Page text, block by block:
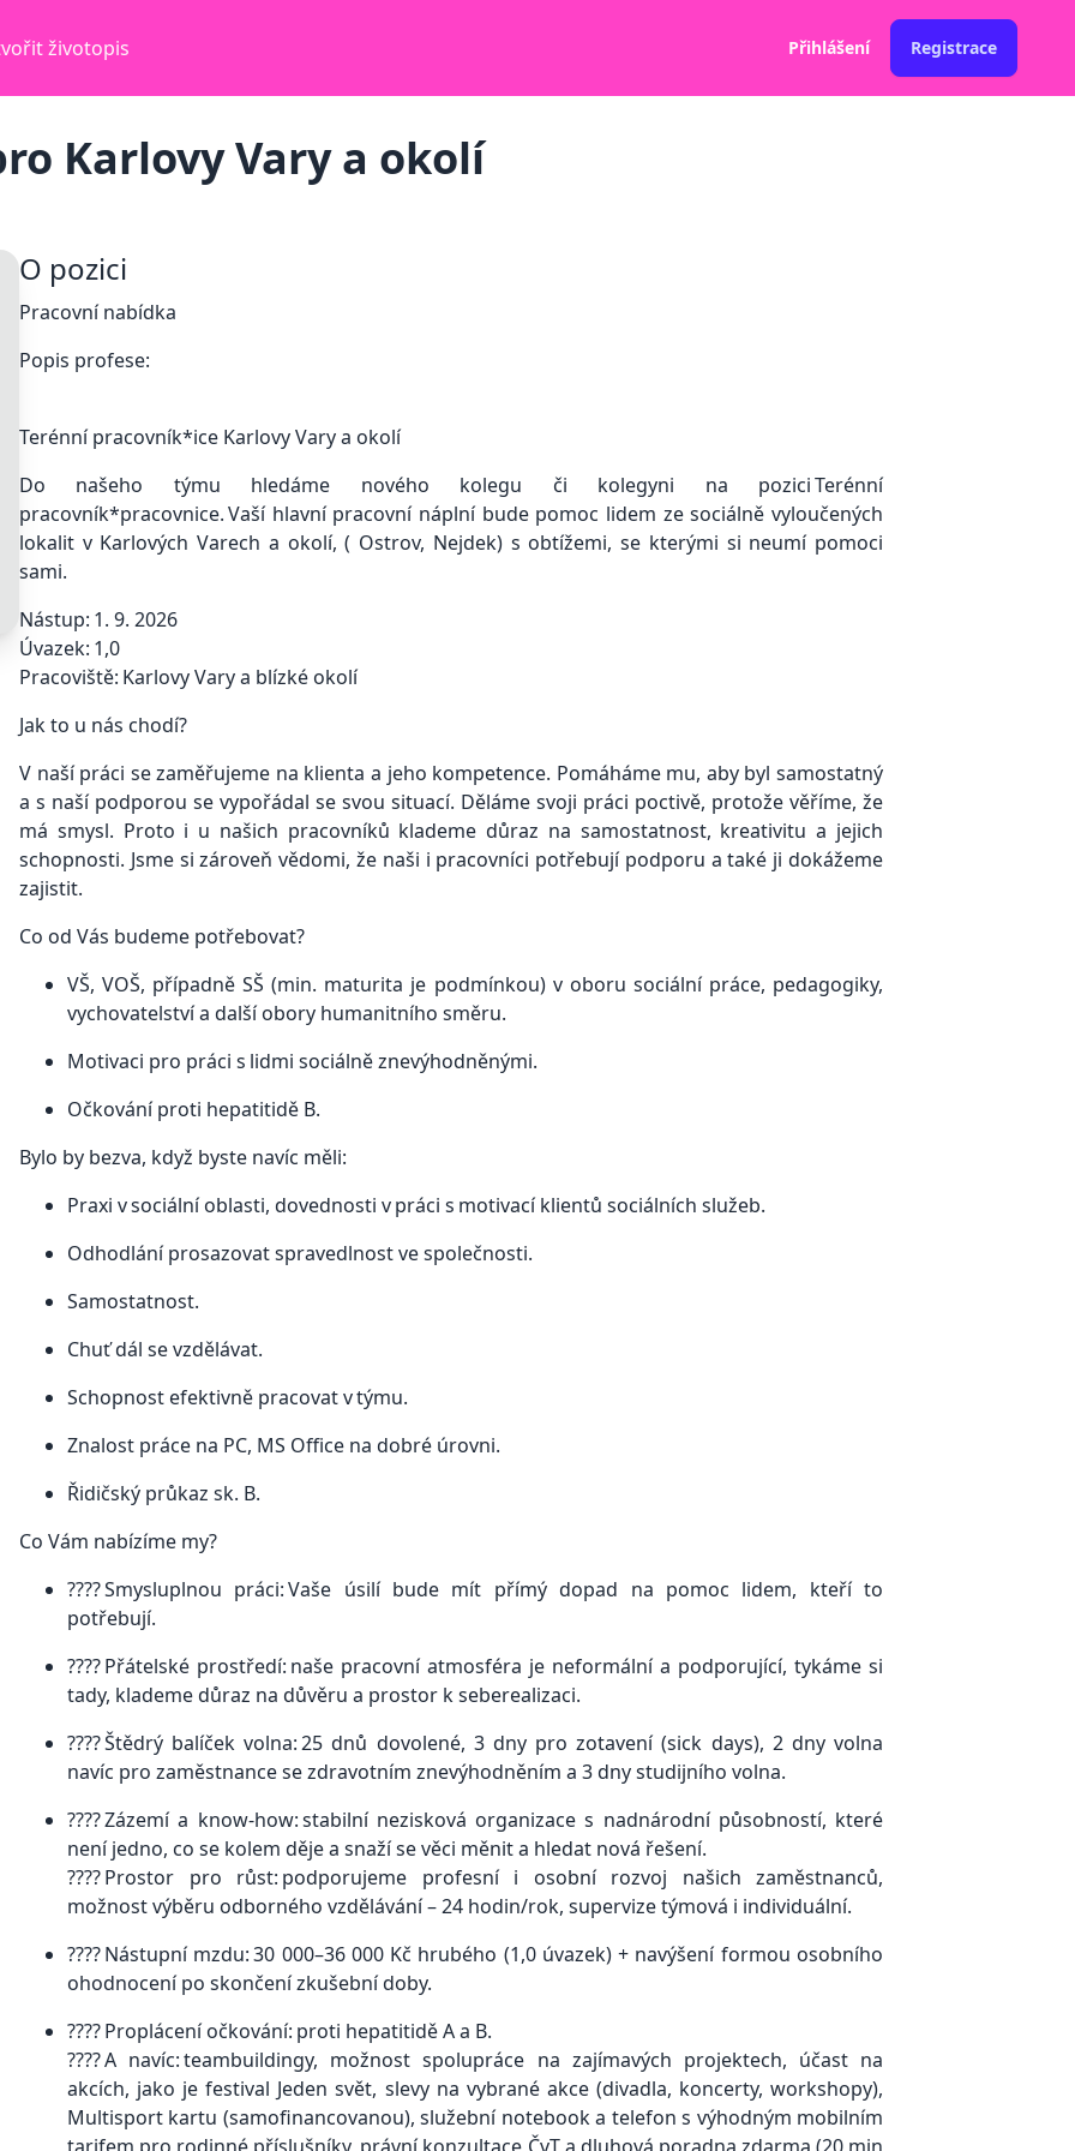
životopis Přihlášení Registrace
Karlovy Vary a okolí
O pozici
Pracovní nabídka
Popis profese:
Terénní pracovník*ice Karlovy Vary a okolí
Do našeho týmu hledáme nového kolegu či kolegyni na pozici Terénní
pracovník*pracovnice. Vaší hlavní pracovní náplní bude pomoc lidem ze sociálně vyloučených
lokalit v Karlových Varech a okolí, ( Ostrov, Nejdek) s obtížemi, se kterými si neumí pomoci
sami.
Nástup: 1. 9. 2026
Úvazek: 1,0
Pracoviště: Karlovy Vary a blízké okolí
Jak to u nás chodí?
V naší práci se zaměřujeme na klienta a jeho kompetence. Pomáháme mu, aby byl samostatný
a s naší podporou se vypořádal se svou situací. Děláme svoji práci poctivě, protože věříme, že
má smysl. Proto i u našich pracovníků klademe důraz na samostatnost, kreativitu a jejich
schopnosti. Jsme si zároveň vědomi, že naši i pracovníci potřebují podporu a také ji dokážeme
zajistit.
Co od Vás budeme potřebovat?
VŠ, VOŠ, případně SŠ (min. maturita je podmínkou) v oboru sociální práce, pedagogiky,
vychovatelství a další obory humanitního směru.
Motivaci pro práci s lidmi sociálně znevýhodněnými.
Očkování proti hepatitidě B.
Bylo by bezva, když byste navíc měli:
Praxi v sociální oblasti, dovednosti v práci s motivací klientů sociálních služeb.
Odhodlání prosazovat spravedlnost ve společnosti.
Samostatnost.
Chuť dál se vzdělávat.
Schopnost efektivně pracovat v týmu.
Znalost práce na PC, MS Office na dobré úrovni.
Řidičský průkaz sk. B.
Co Vám nabízíme my?
???? Smysluplnou práci: Vaše úsilí bude mít přímý dopad na pomoc lidem, kteří to
potřebují.
???? Přátelské prostředí: naše pracovní atmosféra je neformální a podporující, tykáme si
tady, klademe důraz na důvěru a prostor k seberealizaci.
???? Štědrý balíček volna: 25 dnů dovolené, 3 dny pro zotavení (sick days), 2 dny volna
navíc pro zaměstnance se zdravotním znevýhodněním a 3 dny studijního volna.
???? Zázemí a know-how: stabilní nezisková organizace s nadnárodní působností, které
není jedno, co se kolem děje a snaží se věci měnit a hledat nová řešení.
???? Prostor pro růst: podporujeme profesní i osobní rozvoj našich zaměstnanců,
možnost výběru odborného vzdělávání – 24 hodin/rok, supervize týmová i individuální.
???? Nástupní mzdu: 30 000–36 000 Kč hrubého (1,0 úvazek) + navýšení formou osobního
ohodnocení po skončení zkušební doby.
???? Proplácení očkování: proti hepatitidě A a B.
???? A navíc: teambuildingy, možnost spolupráce na zajímavých projektech, účast na
akcích, jako je festival Jeden svět, slevy na vybrané akce (divadla, koncerty, workshopy),
Multisport kartu (samofinancovanou), služební notebook a telefon s výhodným mobilním